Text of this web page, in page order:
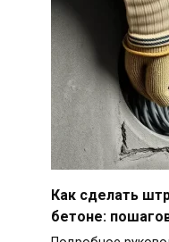
Как сделать
бетоне: